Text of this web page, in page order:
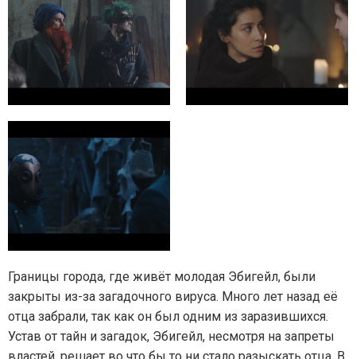
Границы города, где живёт молодая Эбигейл, были
закрыты из-за загадочного вируса. Много лет назад её
отца забрали, так как он был одним из заразившихся.
Устав от тайн и загадок, Эбигейл, несмотря на запреты